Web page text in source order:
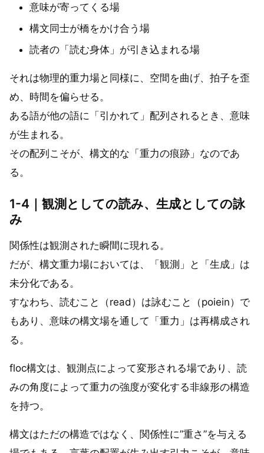
意味が寄ってくる場
構文同士が橋をかけ合う場
読者の「読む身体」が引き込まれる場
それは物理的重力場と同様に、空間を曲げ、拍子を歪
め、時間を偏らせる。
ある語が他の語に「引かれて」配列されるとき、意味
が生まれる。
その配列こそが、構文的な「重力の痕跡」なのであ
る。
1-4｜観測としての読み、生成としての詠
み
関係性は観測された瞬間に現れる。
だが、構文重力場においては、「観測」と「生成」は
未分化である。
すなわち、読むこと（read）は詠むこと（poiein）で
もあり、意味の構文場を通して「重力」は再構成され
る。
floc構文は、観測点によって変形される場であり、読
みの角度によって重力の強度が変化する非線形の構造
を持つ。
構文はただの構造ではなく、関係性に”重さ”を与える